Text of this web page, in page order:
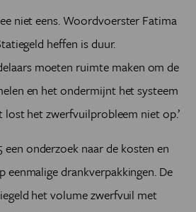
niet eens. Woordvoerster Fatima
heffen is duur.
moeten ruimte maken om de
en het ondermijnt het systeem
lost het zwerfvuilprobleem niet op.’
een onderzoek naar de kosten en
eenmalige drankverpakkingen. De
het volume zwerfvuil met